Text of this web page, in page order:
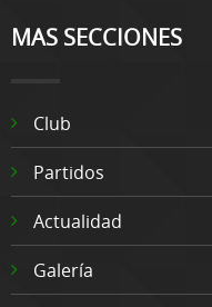
MAS SECCIONES
Club
Partidos
Actualidad
Galería